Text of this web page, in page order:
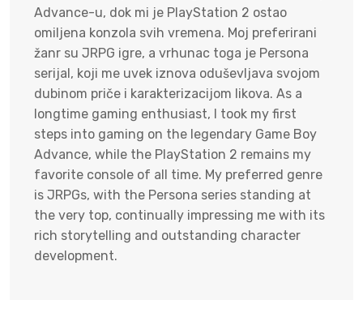
Advance-u, dok mi je PlayStation 2 ostao
omiljena konzola svih vremena. Moj preferirani
žanr su JRPG igre, a vrhunac toga je Persona
serijal, koji me uvek iznova oduševljava svojom
dubinom priče i karakterizacijom likova. As a
longtime gaming enthusiast, I took my first
steps into gaming on the legendary Game Boy
Advance, while the PlayStation 2 remains my
favorite console of all time. My preferred genre
is JRPGs, with the Persona series standing at
the very top, continually impressing me with its
rich storytelling and outstanding character
development.